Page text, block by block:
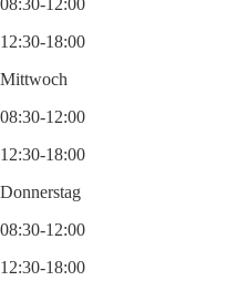
12:30-18:00
Mittwoch
08:30-12:00
12:30-18:00
Donnerstag
08:30-12:00
12:30-18:00